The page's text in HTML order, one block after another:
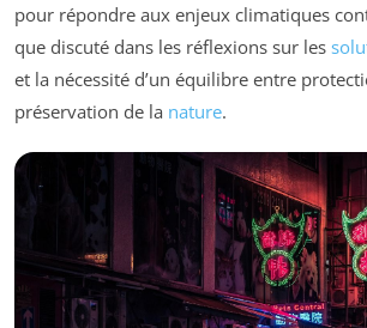
pour répondre aux enjeux climatiques
que discuté dans les réflexions sur les
et la nécessité d’un équilibre entre
préservation de la nature.